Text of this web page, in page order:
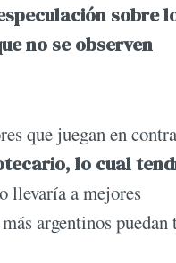
sobre
no se observen
que juegan en
lo cual
llevaría a mejores
argentinos puedan